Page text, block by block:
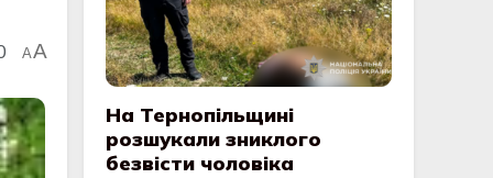
AA
На Тернопільщині
розшукали зниклого
безвісти чоловіка